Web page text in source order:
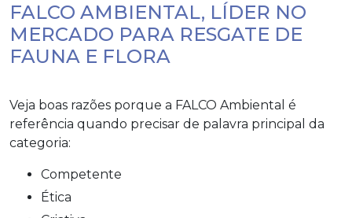
FALCO AMBIENTAL, LÍDER NO
MERCADO PARA RESGATE DE
FAUNA E FLORA
Veja boas razões porque a FALCO Ambiental é
referência quando precisar de palavra principal da
categoria:
competente
ética